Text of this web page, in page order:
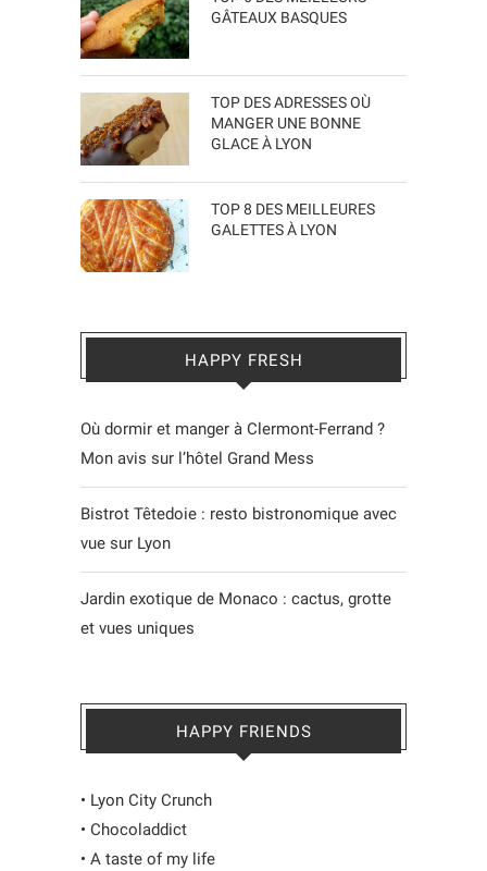
GÂTEAUX BASQUES
TOP DES ADRESSES OÙ
MANGER UNE BONNE
GLACE À LYON
TOP 8 DES MEILLEURES
GALETTES À LYON
HAPPY FRESH
Où dormir et manger à Clermont-Ferrand ?
Mon avis sur l’hôtel Grand Mess
Bistrot Têtedoie : resto bistronomique avec
vue sur Lyon
Jardin exotique de Monaco : cactus, grotte
et vues uniques
HAPPY FRIENDS
• Lyon City Crunch
• Chocoladdict
• A taste of my life